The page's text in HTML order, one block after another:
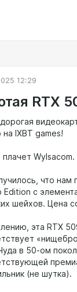
12:29
RTX
на IXBT games!
плачет Wylsacom.
что
Edition с
шейхов. Цена
эта RTX
в 50-ом
(не шутка).